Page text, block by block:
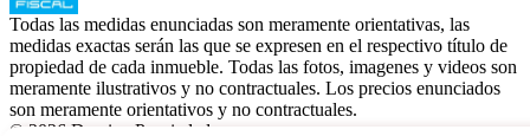
Todas las medidas enunciadas son meramente orientativas, las
medidas exactas serán las que se expresen en el respectivo título de
propiedad de cada inmueble. Todas las fotos, imagenes y videos son
meramente ilustrativos y no contractuales. Los precios enunciados
son meramente orientativos y no contractuales.
© 2026 Damico Propiedades.